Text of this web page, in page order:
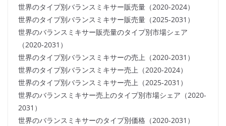
世界のタイプ別バランスミキサー販売量（2020-2024）
世界のタイプ別バランスミキサー販売量（2025-2031）
世界のバランスミキサー販売量のタイプ別市場シェア
（2020-2031）
世界のタイプ別バランスミキサーの売上（2020-2031）
世界のタイプ別バランスミキサー売上（2020-2024）
世界のタイプ別バランスミキサー売上（2025-2031）
世界のバランスミキサー売上のタイプ別市場シェア（2020-
2031）
世界のバランスミキサーのタイプ別価格（2020-2031）